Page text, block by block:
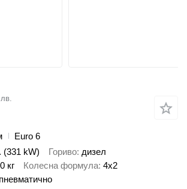
Euro 6
(331 kW) Гориво дизел
кг Колесна формула 4x2